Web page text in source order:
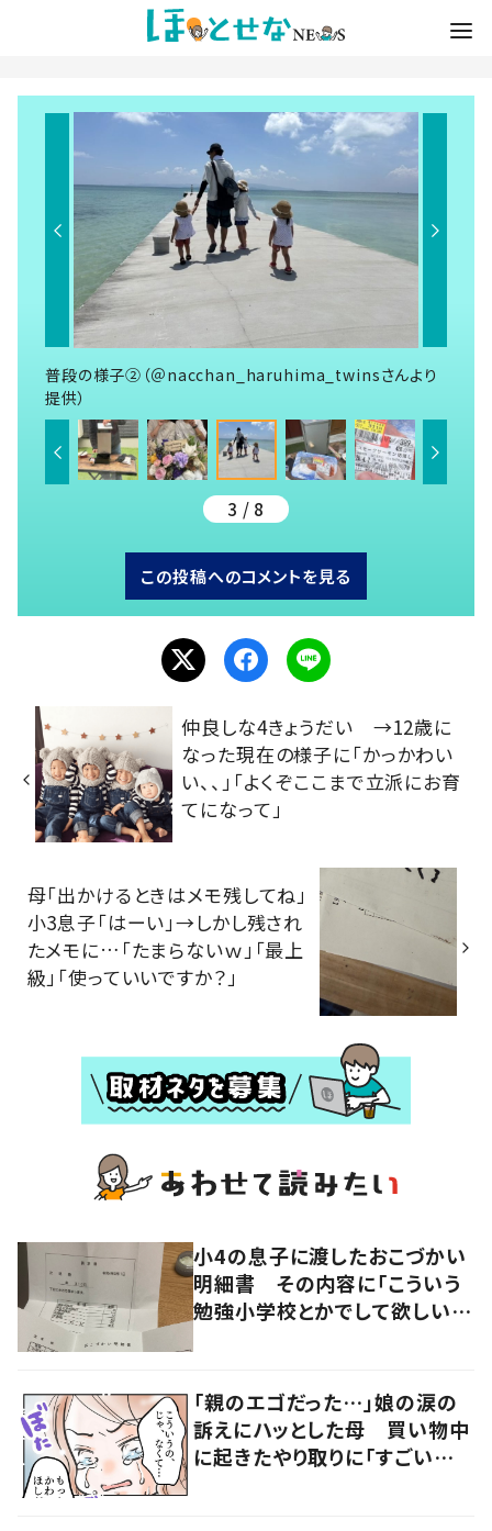
普段の様子②（＠nacchan_haruhima_twinsさんより
提供）
3 / 8
この投稿へのコメントを見る
仲良しな4きょうだい →12歳に
なった現在の様子に「かっかわい
い、、」「よくぞここまで立派にお育
てになって」
母「出かけるときはメモ残してね」
小3息子「はーい」→しかし残され
たメモに…「たまらないｗ」「最上
級」「使っていいですか？」
小4の息子に渡したおこづかい
明細書 その内容に「こういう
勉強小学校とかでして欲しい」
「親のエゴだった…」娘の涙の
訴えにハッとした母 買い物中
に起きたやり取りに「すごい分